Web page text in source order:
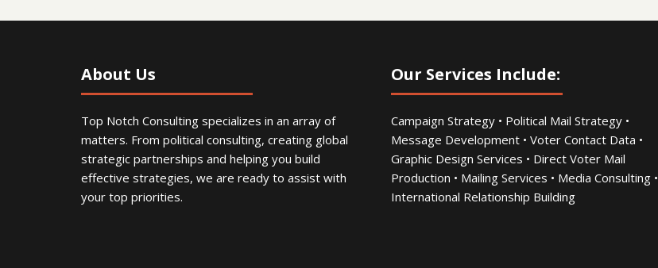
About Us
Top Notch Consulting specializes in an array of
matters. From political consulting, creating global
strategic partnerships and helping you build
effective strategies, we are ready to assist with
your top priorities.
Our Services Include:
Campaign Strategy • Political Mail Strategy •
Message Development • Voter Contact Data •
Graphic Design Services • Direct Voter Mail
Production • Mailing Services • Media Consulting •
International Relationship Building